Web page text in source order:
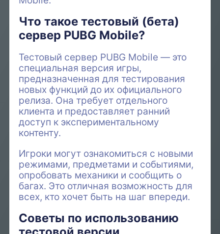
Что такое тестовый (бета)
сервер PUBG Mobile?
Тестовый сервер PUBG Mobile — это
специальная версия игры,
предназначенная для тестирования
новых функций до их официального
релиза. Она требует отдельного
клиента и предоставляет ранний
доступ к экспериментальному
контенту.
Игроки могут ознакомиться с новыми
режимами, предметами и событиями,
опробовать механики и сообщить о
багах. Это отличная возможность для
всех, кто хочет быть на шаг впереди.
Советы по использованию